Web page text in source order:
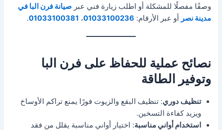
وصفًا مفصلًا للمشكلة أو اطلب زيارة فني عبرصيانة فرن البا في
مدينة نصر
أو عبر الأرقام: 01033100236، 01033100381
.
نصائح عملية للحفاظ على فرن البا
وتوفير الطاقة
تنظيف دوري: تنظيف البقع والزيوت فورًا يمنع تراكم الأوساخ
ويزيد كفاءة التسخين.
استخدام أواني مناسبة: اختيار أواني مناسبة يقلل من فقد